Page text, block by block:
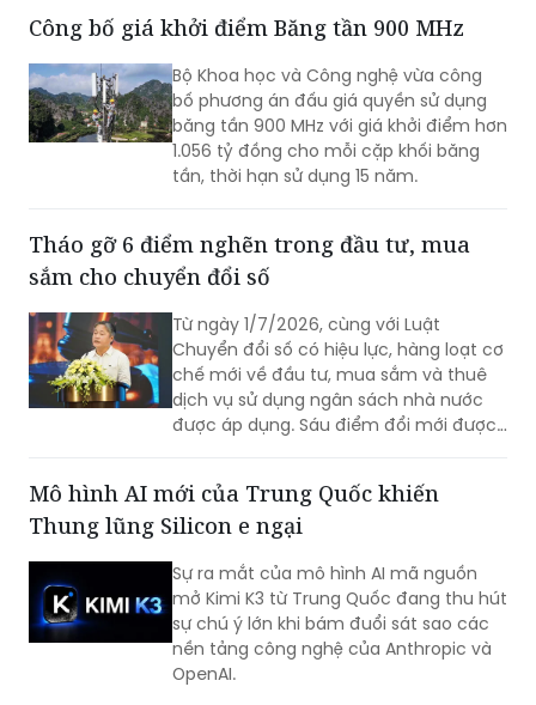
Bộ Khoa học và Công nghệ vừa công
bố phương án đấu giá quyền sử dụng
băng tần 900 MHz với giá khởi điểm hơn
1.056 tỷ đồng cho mỗi cặp khối băng
tần, thời hạn sử dụng 15 năm.
Tháo gỡ 6 điểm nghẽn trong đầu tư, mua
Từ ngày 1/7/2026, cùng với Luật
Chuyển đổi số có hiệu lực, hàng loạt cơ
chế mới về đầu tư, mua sắm và thuê
dịch vụ sử dụng ngân sách nhà nước
được áp dụng. Sáu điểm đổi mới được
kỳ vọng sẽ tháo gỡ các nút thắt về cơ
chế, đẩy nhanh triển khai các nền tảng
số và cơ sở dữ liệu quốc gia.
Mô hình AI mới của Trung Quốc khiến
Sự ra mắt của mô hình AI mã nguồn
mở Kimi K3 từ Trung Quốc đang thu hút
sự chú ý lớn khi bám đuổi sát sao các
nền tảng công nghệ của Anthropic và
OpenAI.
Việt Nam cần hàng chục nghìn nhân lực cho